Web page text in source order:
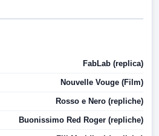
FabLab (replica)
Nouvelle Vouge (Film)
Rosso e Nero (repliche)
Buonissimo Red Roger (repliche)